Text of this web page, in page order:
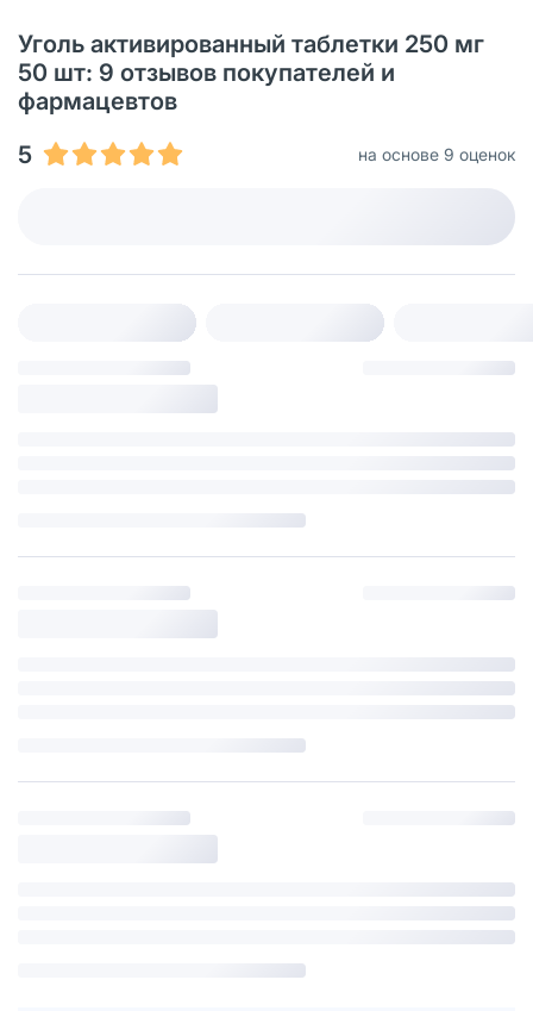
Уголь активированный таблетки 250 мг
50 шт: 9 отзывов покупателей и
фармацевтов
5
на основе 9 оценок